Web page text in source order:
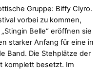
Gruppe: Biffy Clyro.
vorbei zu kommen,
Belle“ eröffnen sie
starker Anfang für eine in
Band. Die Stehplätze der
komplett besetzt. Im